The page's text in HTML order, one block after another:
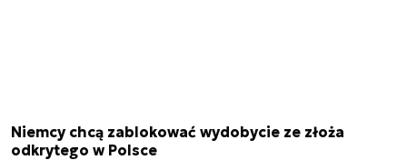
Niemcy chcą zablokować wydobycie ze złoża
odkrytego w Polsce